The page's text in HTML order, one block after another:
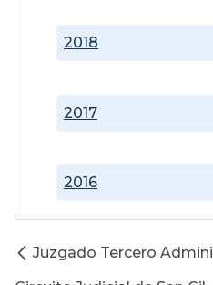
2016
2017
2018
Juzgado Tercero